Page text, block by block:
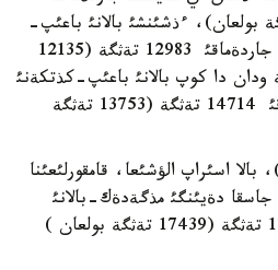
(10517 تةثگة بولعان)، ءذشئنشئ بالانئ باعئپ-
كذتكةنئ ءذشئن اي سايئنعئ جاردةماقئ 12983 تةثگة (12135
دا كوپ بالانئ باعئپ-كذتكةنئ
ءذشئن اي سايئنعئ جاردةماقئ 14714 تةثگة (13753 تةثگة
اسئراپ الؤشئعا، قامقورلئعئنا
العاندارعا (قامقورشئعا)، 16 جاسقا دةيئنگئ مذگةدةك-بالانئ
تاربيةلةؤشئلةرگة - 18666 تةثگة (17439 تةثگة بولعان )